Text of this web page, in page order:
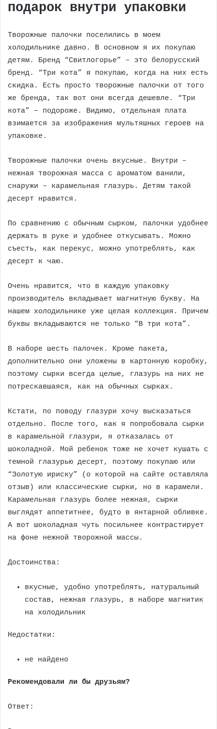
подарок внутри упаковки
Творожные палочки поселились в моем
холодильнике давно. В основном я их покупаю
детям. Бренд “Свитлогорье” – это белорусский
бренд. “Три кота” я покупаю, когда на них есть
скидка. Есть просто творожные палочки от того
же бренда, так вот они всегда дешевле. “Три
кота” – подороже. Видимо, отдельная плата
взимается за изображения мультяшных героев на
упаковке.
Творожные палочки очень вкусные. Внутри –
нежная творожная масса с ароматом ванили,
снаружи – карамельная глазурь. Детям такой
десерт нравится.
По сравнению с обычным сырком, палочки удобнее
держать в руке и удобнее откусывать. Можно
съесть, как перекус, можно употреблять, как
десерт к чаю.
Очень нравится, что в каждую упаковку
производитель вкладывает магнитную букву. На
нашем холодильнике уже целая коллекция. Причем
буквы вкладываются не только “В три кота”.
В наборе шесть палочек. Кроме пакета,
дополнительно они уложены в картонную коробку,
поэтому сырки всегда целые, глазурь на них не
потрескавшаяся, как на обычных сырках.
Кстати, по поводу глазури хочу высказаться
отдельно. После того, как я попробовала сырки
в карамельной глазури, я отказалась от
шоколадной. Мой ребенок тоже не хочет кушать с
темной глазурью десерт, поэтому покупаю или
“Золотую ириску” (о которой на сайте оставляла
отзыв) или классические сырки, но в карамели.
Карамельная глазурь более нежная, сырки
выглядят аппетитнее, будто в янтарной обливке.
А вот шоколадная чуть посильнее контрастирует
на фоне нежной творожной массы.
Достоинства:
вкусные, удобно употреблять, натуральный
состав, нежная глазурь, в наборе магнитик
на холодильник
Недостатки:
не найдено
Рекомендовали ли бы друзьям?
Ответ: